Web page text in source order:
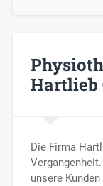
Hartlieb
Die Firma
unsere